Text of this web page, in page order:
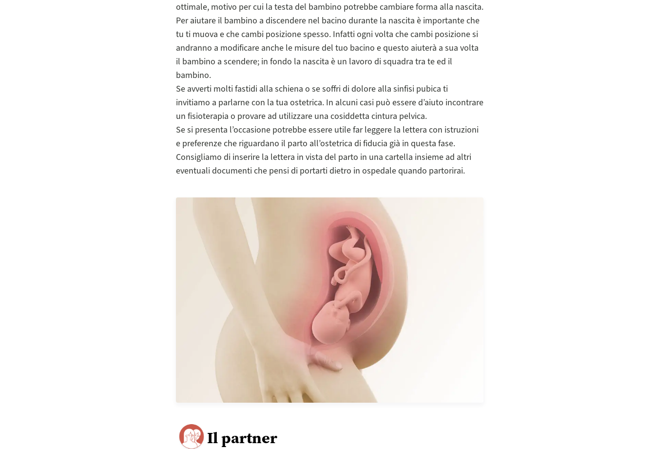
ottimale, motivo per cui la testa del bambino potrebbe cambiare forma alla nascita.
Per aiutare il bambino a discendere nel bacino durante la nascita è importante che
tu ti muova e che cambi posizione spesso. Infatti ogni volta che cambi posizione si
andranno a modificare anche le misure del tuo bacino e questo aiuterà a sua volta
il bambino a scendere; in fondo la nascita è un lavoro di squadra tra te ed il
bambino.
Se avverti molti fastidi alla schiena o se soffri di dolore alla sinfisi pubica ti
invitiamo a parlarne con la tua ostetrica. In alcuni casi può essere d’aiuto incontrare
un fisioterapia o provare ad utilizzare una cosiddetta cintura pelvica.
Se si presenta l’occasione potrebbe essere utile far leggere la lettera con istruzioni
e preferenze che riguardano il parto all’ostetrica di fiducia già in questa fase.
Consigliamo di inserire la lettera in vista del parto in una cartella insieme ad altri
eventuali documenti che pensi di portarti dietro in ospedale quando partorirai.
Il partner